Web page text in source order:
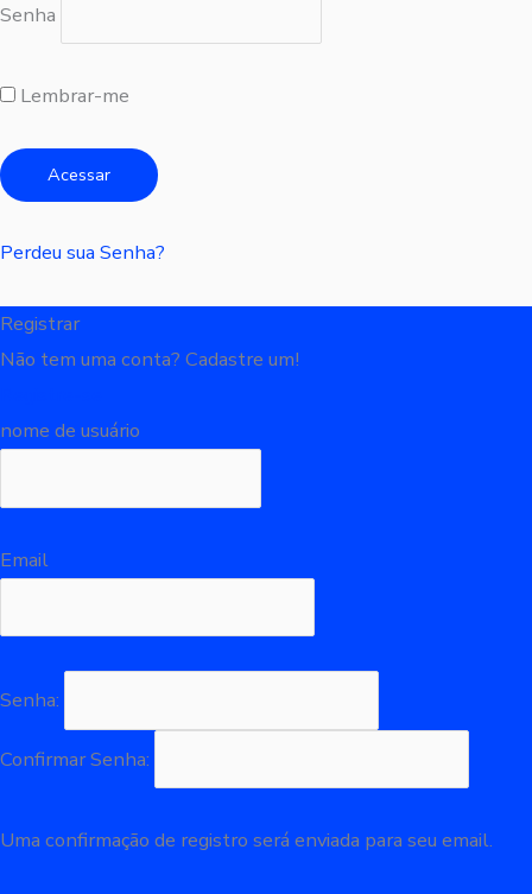
Senha
Lembrar-me
Perdeu sua Senha?
Registrar
Não tem uma conta? Cadastre um!
nome de usuário
Email
Senha:
Confirmar Senha:
Uma confirmação de registro será enviada para seu email.